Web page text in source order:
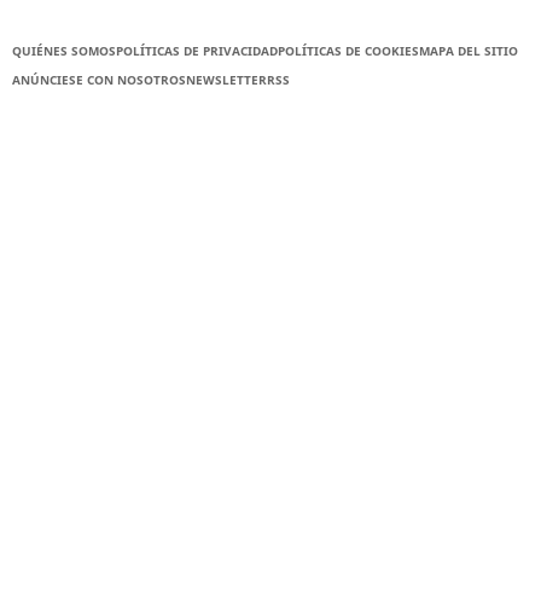
QUIÉNES SOMOSPOLÍTICAS DE PRIVACIDADPOLÍTICAS DE COOKIESMAPA DEL SITIO
ANÚNCIESE CON NOSOTROSNEWSLETTERRSS